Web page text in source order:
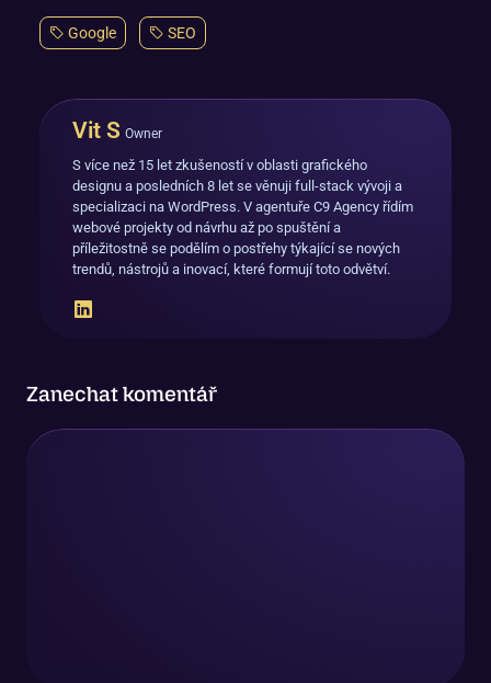
Google SEO
Vit S Owner
S více než 15 let zkušeností v oblasti grafického
designu a posledních 8 let se věnuji full-stack vývoji a
specializaci na WordPress. V agentuře C9 Agency řídím
webové projekty od návrhu až po spuštění a
příležitostně se podělím o postřehy týkající se nových
trendů, nástrojů a inovací, které formují toto odvětví.
Zanechat komentář